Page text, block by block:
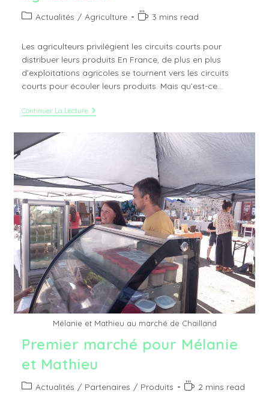
PostActualités / Agriculture
Temps3 mins read
Les agriculteurs privilégient les circuits courts pour
distribuer leurs produits En France, de plus en plus
d’exploitations agricoles se tournent vers les circuits
courts pour écouler leurs produits. Mais qu’est-ce…
Continuer La LectureLe
Distribution
Préféré
Des
Agriculteurs
Mélanie et Mathieu au marché de Chailland
Premier marché pour Mélanie
et Mathieu
PostActualités / Partenaires / Produits
Temps2 mins read